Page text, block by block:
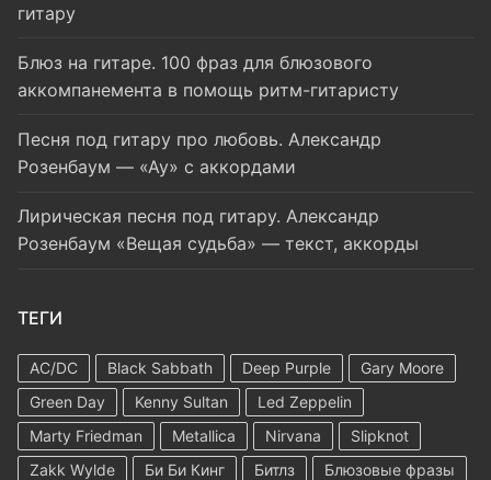
гитару
Блюз на гитаре. 100 фраз для блюзового
аккомпанемента в помощь ритм-гитаристу
Песня под гитару про любовь. Александр
Розенбаум — «Ау» с аккордами
Лирическая песня под гитару. Александр
Розенбаум «Вещая судьба» — текст, аккорды
ТЕГИ
AC/DC Black Sabbath Deep Purple
Gary Moore
Green Day
Kenny Sultan
Led Zeppelin
Marty Friedman
Metallica Nirvana
Slipknot
Zakk Wylde
Би Би Кинг Битлз
Блюзовые фразы